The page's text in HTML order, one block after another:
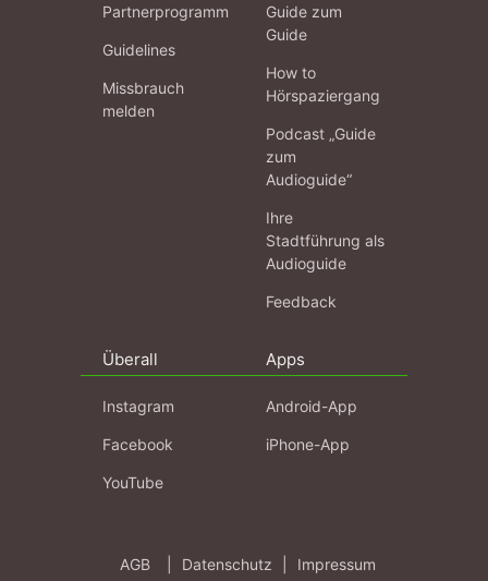
Partnerprogramm
Guidelines
Missbrauch
melden
Guide zum
Guide
How to
Hörspaziergang
Podcast „Guide
zum
Audioguide“
Ihre
Stadtführung als
Audioguide
Feedback
Überall
Instagram
Facebook
YouTube
Apps
Android-App
iPhone-App
AGB Datenschutz Impressum